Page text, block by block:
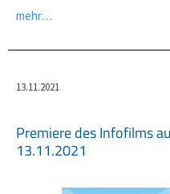
mehr…
13.11.2021
Premiere des Infofilms
13.11.2021